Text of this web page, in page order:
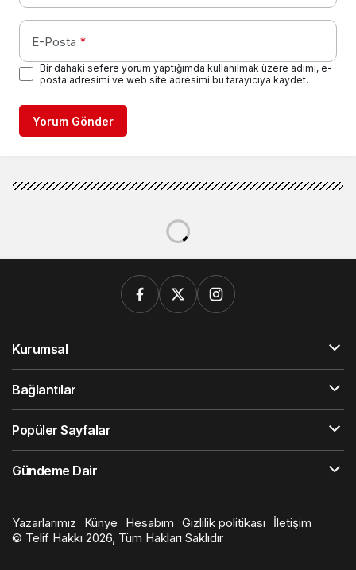
E-Posta *
Bir dahaki sefere yorum yaptığımda kullanılmak üzere adımı, e-
posta adresimi ve web site adresimi bu tarayıcıya kaydet.
Yorum Gönder
Kurumsal
Bağlantılar
Popüler Sayfalar
Gündeme Dair
Yazarlarımız Künye Hesabım Gizlilik politikası
İletişim
© Telif Hakkı 2026, Tüm Hakları Saklıdır